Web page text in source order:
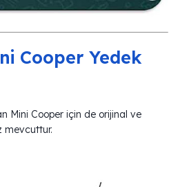
Cooper Yedek
Mini Cooper için de orijinal ve
mevcuttur.